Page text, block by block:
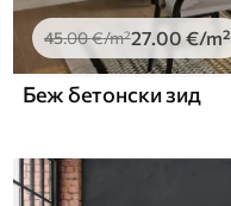
45.00€/m²27.00 €/m²
Беж бетонски зид